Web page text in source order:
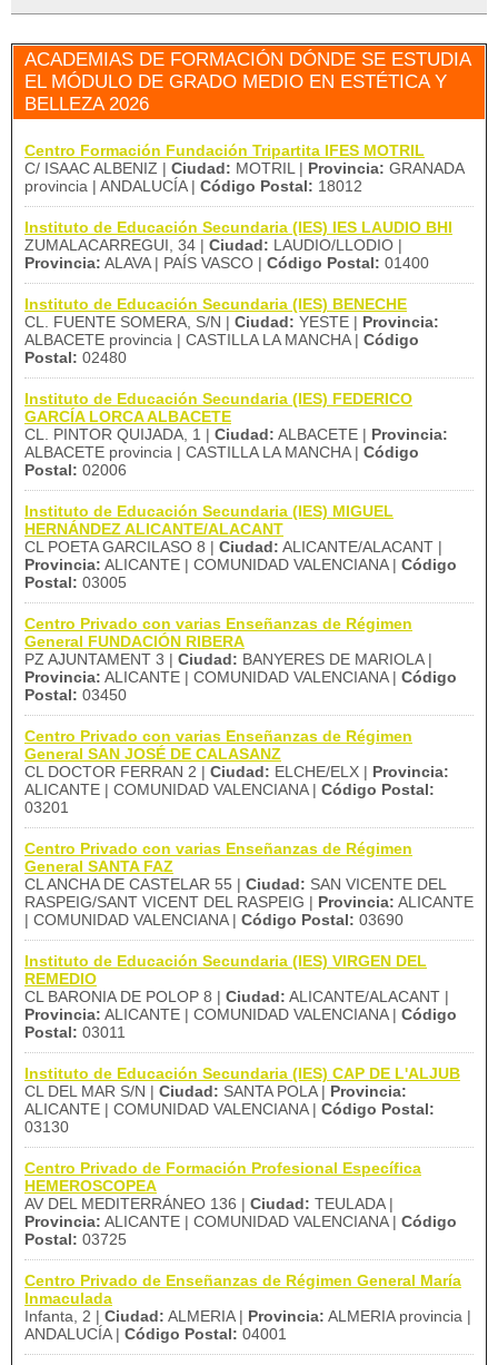
ACADEMIAS DE FORMACIÓN DÓNDE SE ESTUDIA
EL MÓDULO DE GRADO MEDIO EN ESTÉTICA Y
BELLEZA 2026
Centro Formación Fundación Tripartita IFES MOTRIL
C/ ISAAC ALBENIZ | Ciudad: MOTRIL | Provincia: GRANADA
provincia | ANDALUCÍA | Código Postal: 18012
Instituto de Educación Secundaria (IES) IES LAUDIO BHI
ZUMALACARREGUI, 34 | Ciudad: LAUDIO/LLODIO |
Provincia: ALAVA | PAÍS VASCO | Código Postal: 01400
Instituto de Educación Secundaria (IES) BENECHE
CL. FUENTE SOMERA, S/N | Ciudad: YESTE | Provincia:
ALBACETE provincia | CASTILLA LA MANCHA | Código
Postal: 02480
Instituto de Educación Secundaria (IES) FEDERICO
GARCÍA LORCA ALBACETE
CL. PINTOR QUIJADA, 1 | Ciudad: ALBACETE | Provincia:
ALBACETE provincia | CASTILLA LA MANCHA | Código
Postal: 02006
Instituto de Educación Secundaria (IES) MIGUEL
HERNÁNDEZ ALICANTE/ALACANT
CL POETA GARCILASO 8 | Ciudad: ALICANTE/ALACANT |
Provincia: ALICANTE | COMUNIDAD VALENCIANA | Código
Postal: 03005
Centro Privado con varias Enseñanzas de Régimen
General FUNDACIÓN RIBERA
PZ AJUNTAMENT 3 | Ciudad: BANYERES DE MARIOLA |
Provincia: ALICANTE | COMUNIDAD VALENCIANA | Código
Postal: 03450
Centro Privado con varias Enseñanzas de Régimen
General SAN JOSÉ DE CALASANZ
CL DOCTOR FERRAN 2 | Ciudad: ELCHE/ELX | Provincia:
ALICANTE | COMUNIDAD VALENCIANA | Código Postal:
03201
Centro Privado con varias Enseñanzas de Régimen
General SANTA FAZ
CL ANCHA DE CASTELAR 55 | Ciudad: SAN VICENTE DEL
RASPEIG/SANT VICENT DEL RASPEIG | Provincia: ALICANTE
| COMUNIDAD VALENCIANA | Código Postal: 03690
Instituto de Educación Secundaria (IES) VIRGEN DEL
REMEDIO
CL BARONIA DE POLOP 8 | Ciudad: ALICANTE/ALACANT |
Provincia: ALICANTE | COMUNIDAD VALENCIANA | Código
Postal: 03011
Instituto de Educación Secundaria (IES) CAP DE L'ALJUB
CL DEL MAR S/N | Ciudad: SANTA POLA | Provincia:
ALICANTE | COMUNIDAD VALENCIANA | Código Postal:
03130
Centro Privado de Formación Profesional Específica
HEMEROSCOPEA
AV DEL MEDITERRÁNEO 136 | Ciudad: TEULADA |
Provincia: ALICANTE | COMUNIDAD VALENCIANA | Código
Postal: 03725
Centro Privado de Enseñanzas de Régimen General María
Inmaculada
Infanta, 2 | Ciudad: ALMERIA | Provincia: ALMERIA provincia |
ANDALUCÍA | Código Postal: 04001